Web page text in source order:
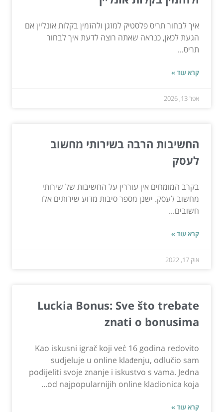
איך לבחור תריס פלסטיק למזגן ולהזמין בקלות אונליין אם
הגעת לכאן, כנראה שאתה רוצה לדעת איך לבחור
תריס...
קרא עוד »
אפר 13, 2026
החשיבות הרבה בשירותי מחשוב
לעסק
בקרב המומחים אין עוררין על החשיבות של שירותי
מחשוב לעסק. ישנן מספר סיבות מדוע שירותים אלו
חשובים...
קרא עוד »
אוק 17, 2022
Luckia Bonus: Sve što trebate
znati o bonusima
Kao iskusni igrač koji već 16 godina redovito
sudjeluje u online klađenju, odlučio sam
podijeliti svoje znanje i iskustvo s vama. Jedna
od najpopularnijih online kladionica koja...
קרא עוד »